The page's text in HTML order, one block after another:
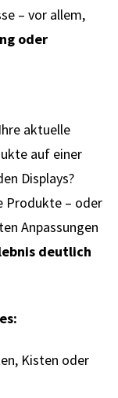
– vor allem,
oder
aktuelle
auf einer
Displays?
Produkte – oder
Anpassungen
deutlich
Kisten oder